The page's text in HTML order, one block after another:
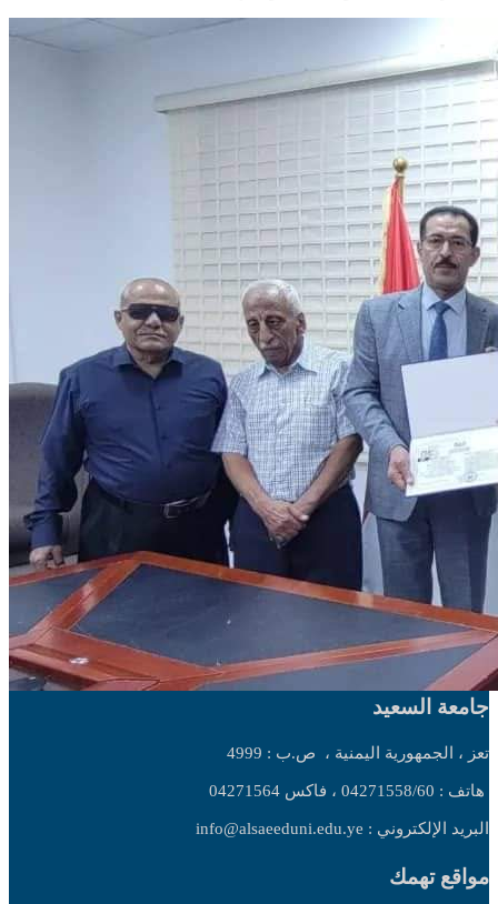
جامعة السعيد
تعز ، الجمهورية اليمنية ، ص.ب : 4999
هاتف : 04271558/60 ، فاكس 04271564
البريد الإلكتروني : info@alsaeeduni.edu.ye
مواقع تهمك